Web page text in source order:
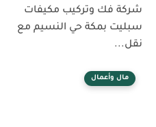
شركة فك وتركيب مكيفات
سبليت بمكة حي النسيم مع
نقل...
مال وأعمال